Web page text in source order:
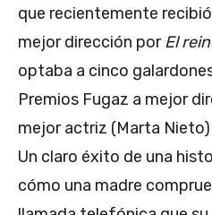
que recientemente
mejor dirección porEl
optaba a cinco
Premios Fugaz a mejor
mejor actriz (Marta
Un claro éxito de una
cómo una madre